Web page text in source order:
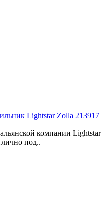
Lightstar Zolla 213917
компании Lightstar
под..